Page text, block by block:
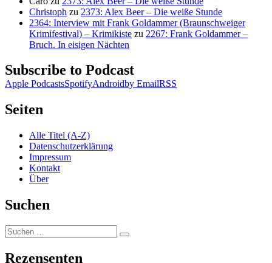
Christoph zu 2373: Alex Beer – Die weiße Stunde
2364: Interview mit Frank Goldammer (Braunschweiger
Krimifestival) – Krimikiste zu 2267: Frank Goldammer –
Bruch. In eisigen Nächten
Subscribe to Podcast
Apple PodcastsSpotifyAndroidby EmailRSS
Seiten
Alle Titel (A-Z)
Datenschutzerklärung
Impressum
Kontakt
Über
Suchen
Suchen
nach:
Suchen
Rezensenten